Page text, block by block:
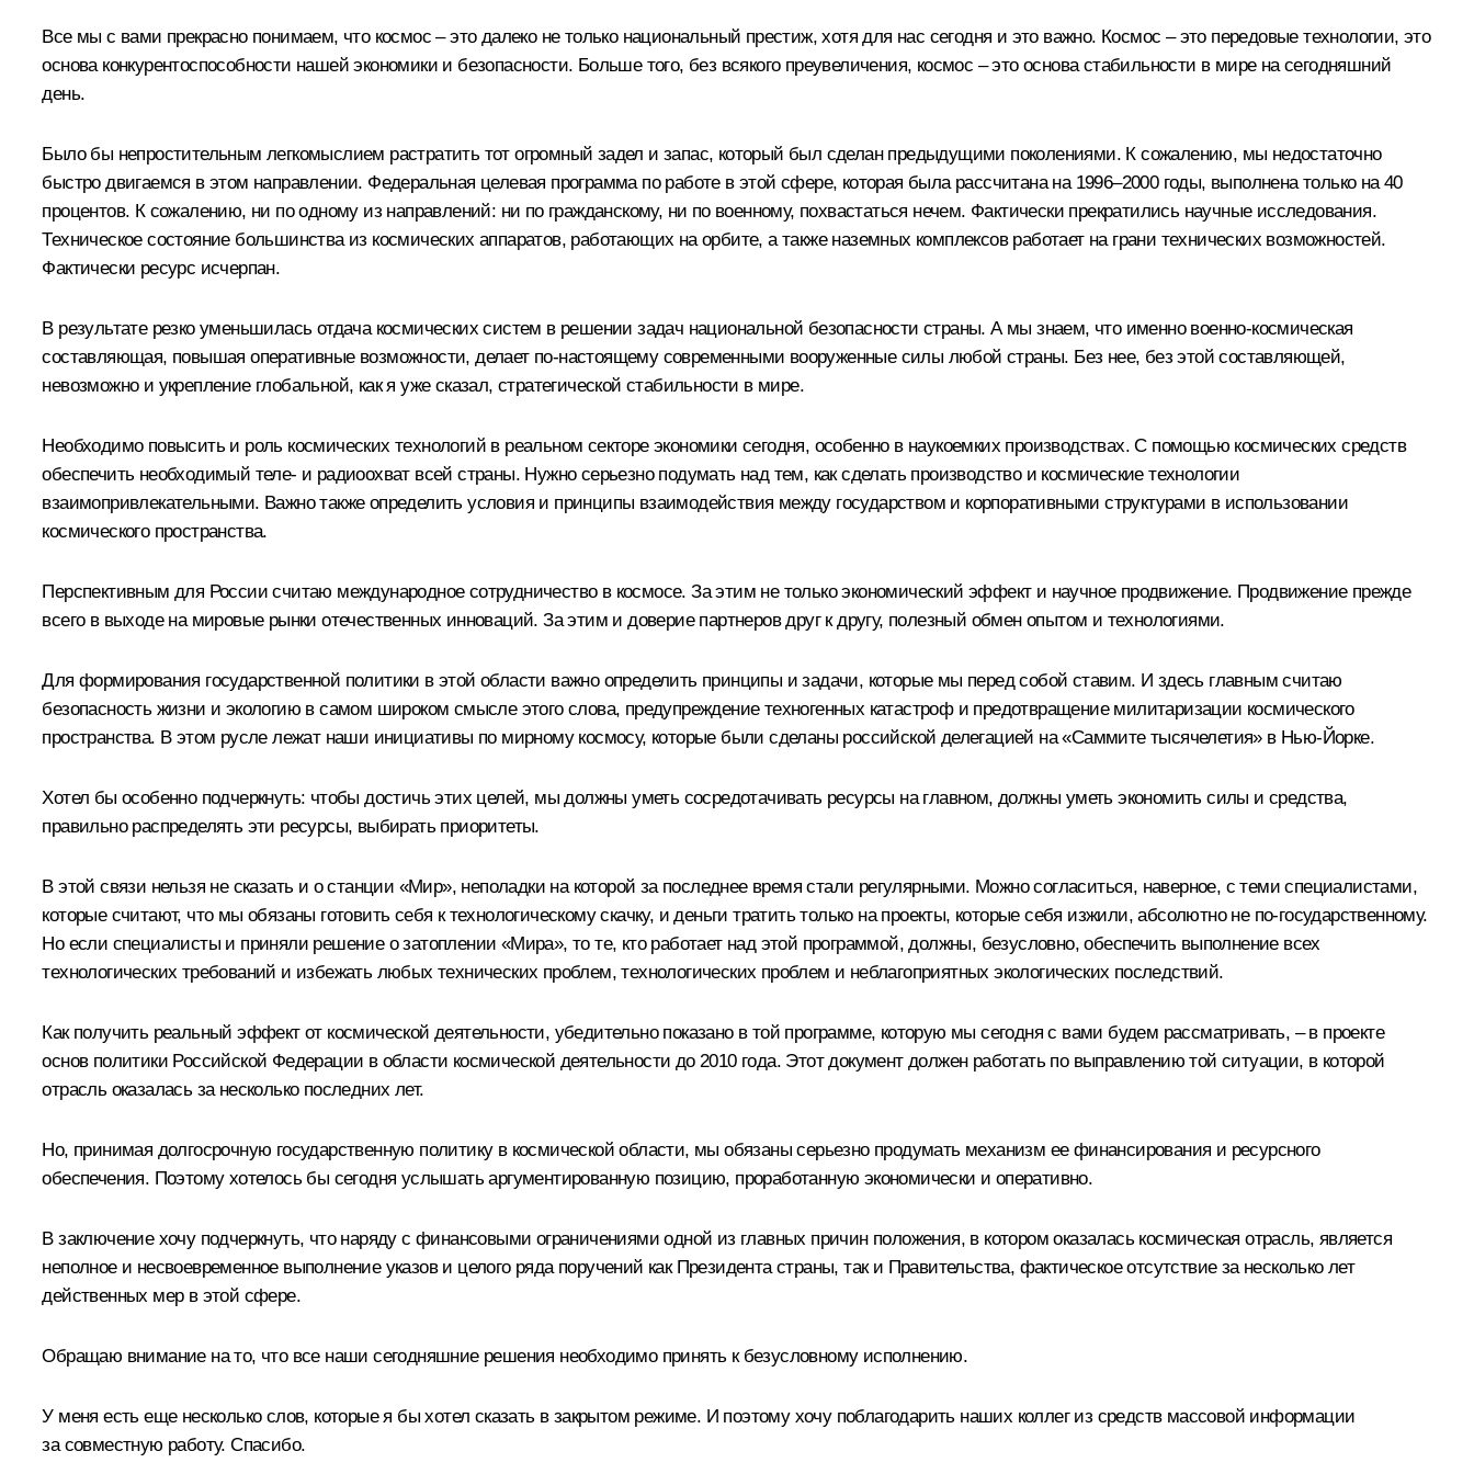
Все мы с вами прекрасно понимаем, что космос – это далеко не только национальный престиж, хотя для нас сегодня и это важно. Космос – это передовые технологии, это
основа конкурентоспособности нашей экономики и безопасности. Больше того, без всякого преувеличения, космос – это основа стабильности в мире на сегодняшний
день.
Было бы непростительным легкомыслием растратить тот огромный задел и запас, который был сделан предыдущими поколениями. К сожалению, мы недостаточно
быстро двигаемся в этом направлении. Федеральная целевая программа по работе в этой сфере, которая была рассчитана на 1996–2000 годы, выполнена только на 40
процентов. К сожалению, ни по одному из направлений: ни по гражданскому, ни по военному, похвастаться нечем. Фактически прекратились научные исследования.
Техническое состояние большинства из космических аппаратов, работающих на орбите, а также наземных комплексов работает на грани технических возможностей.
Фактически ресурс исчерпан.
В результате резко уменьшилась отдача космических систем в решении задач национальной безопасности страны. А мы знаем, что именно военно-космическая
составляющая, повышая оперативные возможности, делает по‑настоящему современными вооруженные силы любой страны. Без нее, без этой составляющей,
невозможно и укрепление глобальной, как я уже сказал, стратегической стабильности в мире.
Необходимо повысить и роль космических технологий в реальном секторе экономики сегодня, особенно в наукоемких производствах. С помощью космических средств
обеспечить необходимый теле- и радиоохват всей страны. Нужно серьезно подумать над тем, как сделать производство и космические технологии
взаимопривлекательными. Важно также определить условия и принципы взаимодействия между государством и корпоративными структурами в использовании
космического пространства.
Перспективным для России считаю международное сотрудничество в космосе. За этим не только экономический эффект и научное продвижение. Продвижение прежде
всего в выходе на мировые рынки отечественных инноваций. За этим и доверие партнеров друг к другу, полезный обмен опытом и технологиями.
Для формирования государственной политики в этой области важно определить принципы и задачи, которые мы перед собой ставим. И здесь главным считаю
безопасность жизни и экологию в самом широком смысле этого слова, предупреждение техногенных катастроф и предотвращение милитаризации космического
пространства. В этом русле лежат наши инициативы по мирному космосу, которые были сделаны российской делегацией на «Саммите тысячелетия» в Нью-Йорке.
Хотел бы особенно подчеркнуть: чтобы достичь этих целей, мы должны уметь сосредотачивать ресурсы на главном, должны уметь экономить силы и средства,
правильно распределять эти ресурсы, выбирать приоритеты.
В этой связи нельзя не сказать и о станции «Мир», неполадки на которой за последнее время стали регулярными. Можно согласиться, наверное, с теми специалистами,
которые считают, что мы обязаны готовить себя к технологическому скачку, и деньги тратить только на проекты, которые себя изжили, абсолютно не по‑государственному.
Но если специалисты и приняли решение о затоплении «Мира», то те, кто работает над этой программой, должны, безусловно, обеспечить выполнение всех
технологических требований и избежать любых технических проблем, технологических проблем и неблагоприятных экологических последствий.
Как получить реальный эффект от космической деятельности, убедительно показано в той программе, которую мы сегодня с вами будем рассматривать, – в проекте
основ политики Российской Федерации в области космической деятельности до 2010 года. Этот документ должен работать по выправлению той ситуации, в которой
отрасль оказалась за несколько последних лет.
Но, принимая долгосрочную государственную политику в космической области, мы обязаны серьезно продумать механизм ее финансирования и ресурсного
обеспечения. Поэтому хотелось бы сегодня услышать аргументированную позицию, проработанную экономически и оперативно.
В заключение хочу подчеркнуть, что наряду с финансовыми ограничениями одной из главных причин положения, в котором оказалась космическая отрасль, является
неполное и несвоевременное выполнение указов и целого ряда поручений как Президента страны, так и Правительства, фактическое отсутствие за несколько лет
действенных мер в этой сфере.
Обращаю внимание на то, что все наши сегодняшние решения необходимо принять к безусловному исполнению.
У меня есть еще несколько слов, которые я бы хотел сказать в закрытом режиме. И поэтому хочу поблагодарить наших коллег из средств массовой информации
за совместную работу. Спасибо.